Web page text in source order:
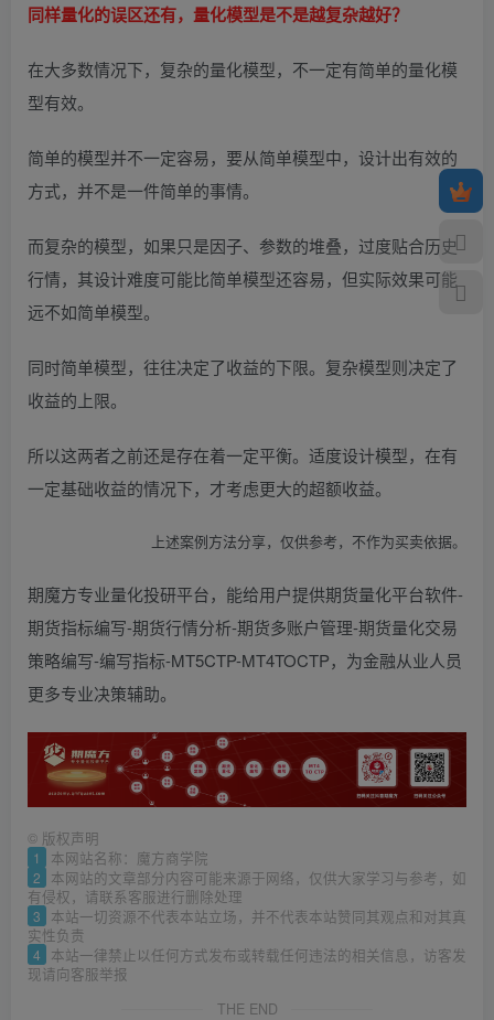
同样量化的误区还有，量化模型是不是越复杂越好？
在大多数情况下，复杂的量化模型，不一定有简单的量化模
型有效。
简单的模型并不一定容易，要从简单模型中，设计出有效的
方式，并不是一件简单的事情。
而复杂的模型，如果只是因子、参数的堆叠，过度贴合历史
行情，其设计难度可能比简单模型还容易，但实际效果可能
远不如简单模型。
同时简单模型，往往决定了收益的下限。复杂模型则决定了
收益的上限。
所以这两者之前还是存在着一定平衡。适度设计模型，在有
一定基础收益的情况下，才考虑更大的超额收益。
上述案例方法分享，仅供参考，不作为买卖依据。
期魔方专业量化投研平台，能给用户提供期货量化平台软件-
期货指标编写-期货行情分析-期货多账户管理-期货量化交易
策略编写-编写指标-MT5CTP-MT4TOCTP，为金融从业人员
更多专业决策辅助。
© 版权声明
1 本网站名称：魔方商学院
2
本网站的文章部分内容可能来源于网络，仅供大家学习与参考，如
有侵权，请联系客服进行删除处理
3
本站一切资源不代表本站立场，并不代表本站赞同其观点和对其真
实性负责
4
本站一律禁止以任何方式发布或转载任何违法的相关信息，访客发
现请向客服举报
THE END